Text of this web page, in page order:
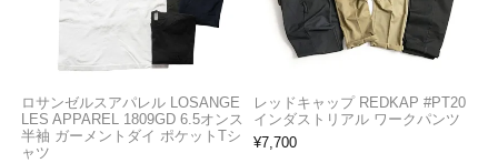
ロサンゼルスアパレル LOSANGE
LES APPAREL 1809GD 6.5オンス
半袖 ガーメントダイ ポケットTシ
ャツ
レッドキャップ REDKAP #PT20
インダストリアル ワークパンツ
¥7,700